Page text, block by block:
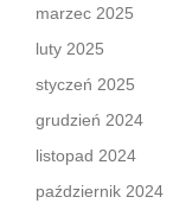
marzec 2025
luty 2025
styczeń 2025
grudzień 2024
listopad 2024
październik 2024